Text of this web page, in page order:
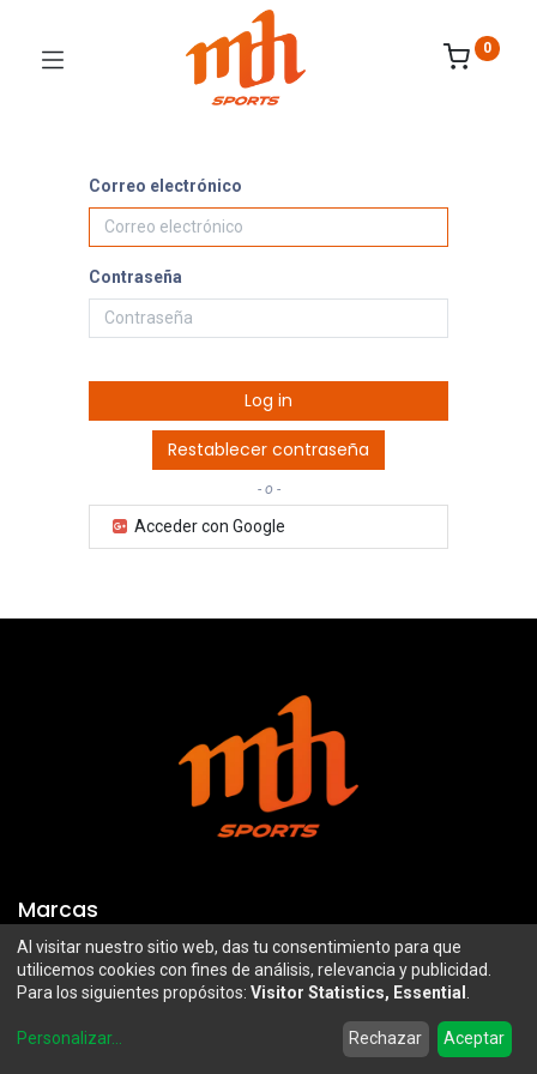
Wishlist Account
0
Correo electrónico
Contraseña
Log in
Restablecer contraseña
- o -
Acceder con Google
Marcas
Troy Lee Designs
100%
Airoh
Mazawi
SIDI
Al visitar nuestro sitio web, das tu consentimiento para que
utilicemos cookies con fines de análisis, relevancia y publicidad.
Para los siguientes propósitos: Visitor Statistics, Essential
Personalizar... Rechazar Aceptar